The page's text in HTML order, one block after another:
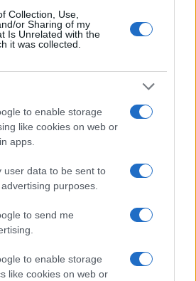
Collection, Use,
or Sharing of my
Is Unrelated with the
it was collected.
to enable storage
like cookies on web or
apps.
user data to be sent to
purposes.
to send me
to enable storage
like cookies on web or
con app, mappe offline e
2026